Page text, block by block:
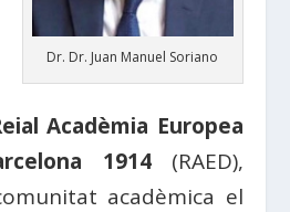
Dr. Dr. Juan Manuel Soriano
Acadèmia Europea
1914(RAED),
acadèmica el